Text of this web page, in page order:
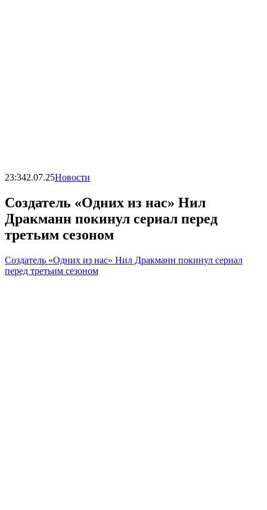
23:342.07.25Новости
Создатель «Одних из нас» Нил
Дракманн покинул сериал перед
третьим сезоном
Создатель «Одних из нас» Нил Дракманн покинул сериал
перед третьим сезоном